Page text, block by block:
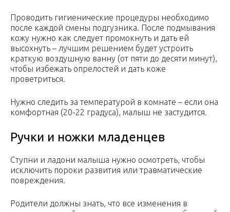
Проводить гигиенические процедуры необходимо
после каждой смены подгузника. После подмывания
кожу нужно как следует промокнуть и дать ей
высохнуть – лучшим решением будет устроить
краткую воздушную ванну (от пяти до десяти минут),
чтобы избежать опрелостей и дать коже
проветриться.
Нужно следить за температурой в комнате – если она
комфортная (20-22 градуса), малыш не застудится.
Ручки и ножки младенцев
Ступни и ладони малыша нужно осмотреть, чтобы
исключить пороки развития или травматические
повреждения.
Родители должны знать, что все изменения в